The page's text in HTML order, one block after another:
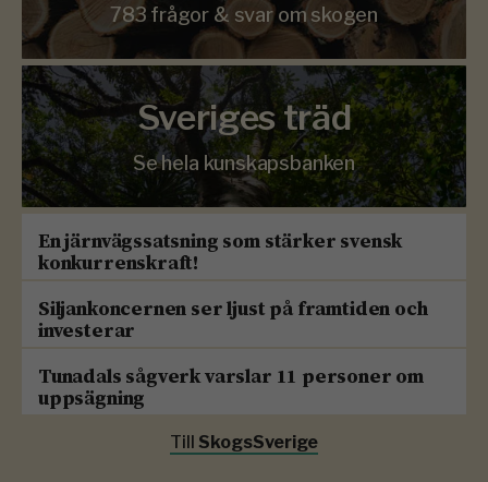
783 frågor & svar om skogen
Sveriges träd
Se hela kunskapsbanken
En järnvägssatsning som stärker svensk
konkurrenskraft!
Siljankoncernen ser ljust på framtiden och
investerar
Tunadals sågverk varslar 11 personer om
uppsägning
Till SkogsSverige